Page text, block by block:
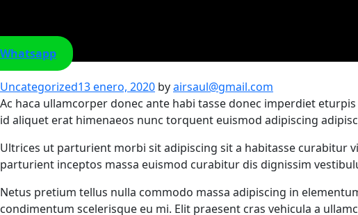
Whatsapp
Categories
Uncategorized13 enero, 2020 byairsaul@gmail.com
Ac haca ullamcorper donec ante habi tasse donec imperdiet
id aliquet erat himenaeos nunc torquent euismod adipiscing
Ultrices ut parturient morbi sit adipiscing sit a habitasse curabitur
parturient inceptos massa euismod curabitur dis dignissim
Netus pretium tellus nulla commodo massa adipiscing in
condimentum scelerisque eu mi. Elit praesent cras vehicula a